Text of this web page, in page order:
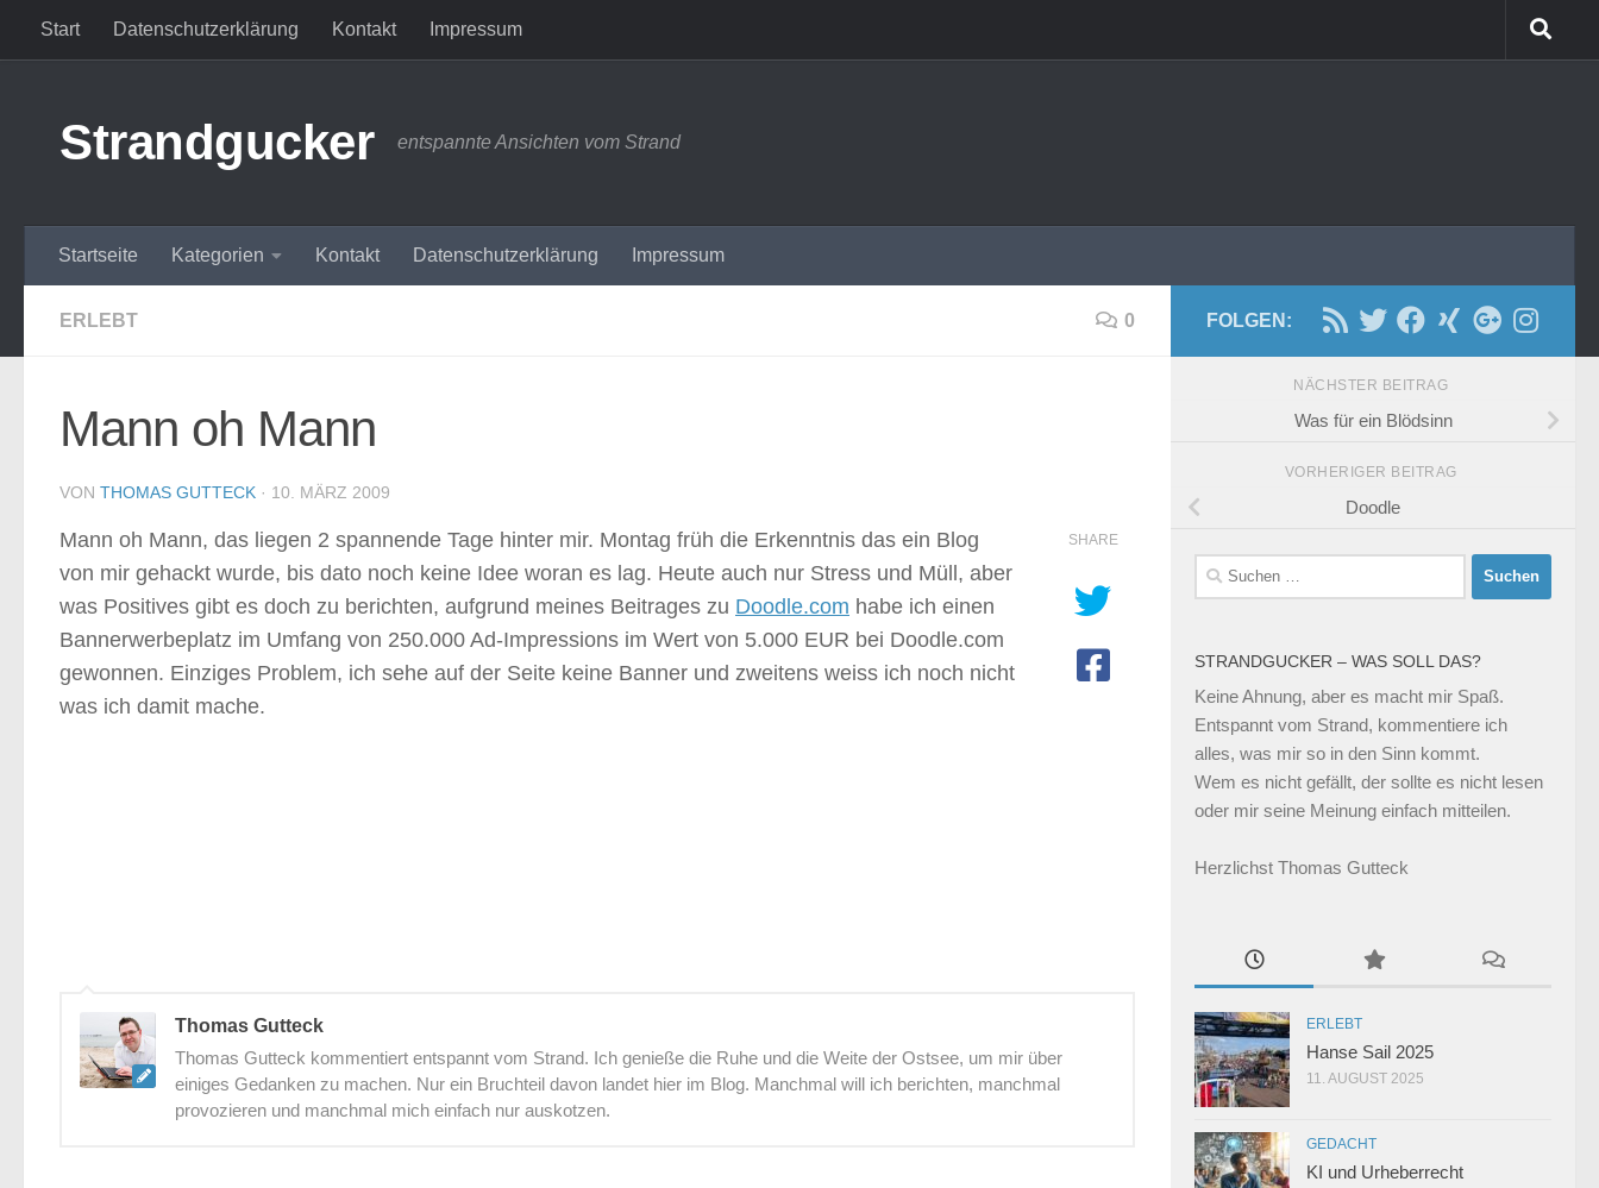
Zum Inhalt springen
Start Datenschutzerklärung Kontakt Impressum
Strandgucker entspannte Ansichten vom Strand
Startseite Kategorien Kontakt Datenschutzerklärung Impressum
ERLEBT 0
Mann oh Mann
VON THOMAS GUTTECK · 10. MÄRZ 2009
Mann oh Mann, das liegen 2 spannende Tage hinter mir. Montag früh die Erkenntnis das ein Blog
von mir gehackt wurde, bis dato noch keine Idee woran es lag. Heute auch nur Stress und Müll, aber
was Positives gibt es doch zu berichten, aufgrund meines Beitrages zu Doodle.com habe ich einen
Bannerwerbeplatz im Umfang von 250.000 Ad-Impressions im Wert von 5.000 EUR bei Doodle.com
gewonnen. Einziges Problem, ich sehe auf der Seite keine Banner und zweitens weiss ich noch nicht
was ich damit mache.
SHARE
Thomas Gutteck
Thomas Gutteck kommentiert entspannt vom Strand. Ich genieße die Ruhe und die Weite der Ostsee, um mir über
einiges Gedanken zu machen. Nur ein Bruchteil davon landet hier im Blog. Manchmal will ich berichten, manchmal
provozieren und manchmal mich einfach nur auskotzen.
FOLGEN:
NÄCHSTER BEITRAG
Was für ein Blödsinn
VORHERIGER BEITRAG
Doodle
Suchen
nach:
STRANDGUCKER – WAS SOLL DAS?
Keine Ahnung, aber es macht mir Spaß.
Entspannt vom Strand, kommentiere ich
alles, was mir so in den Sinn kommt.
Wem es nicht gefällt, der sollte es nicht lesen
oder mir seine Meinung einfach mitteilen.
Herzlichst Thomas Gutteck
ERLEBT
Hanse Sail 2025
11. AUGUST 2025
GEDACHT
KI und Urheberrecht